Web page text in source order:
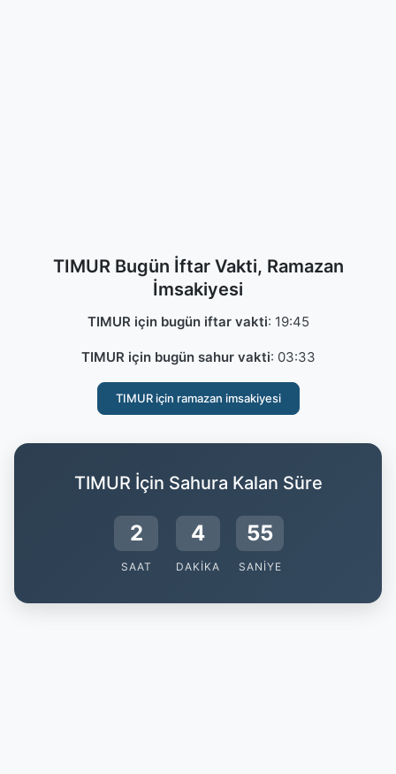
TIMUR Bugün İftar Vakti, Ramazan
İmsakiyesi
TIMUR için bugün iftar vakti: 19:45
TIMUR için bugün sahur vakti: 03:33
TIMUR için ramazan imsakiyesi
TIMUR İçin Sahura Kalan Süre
2
SAAT
4
DAKIKA
55
SANIYE